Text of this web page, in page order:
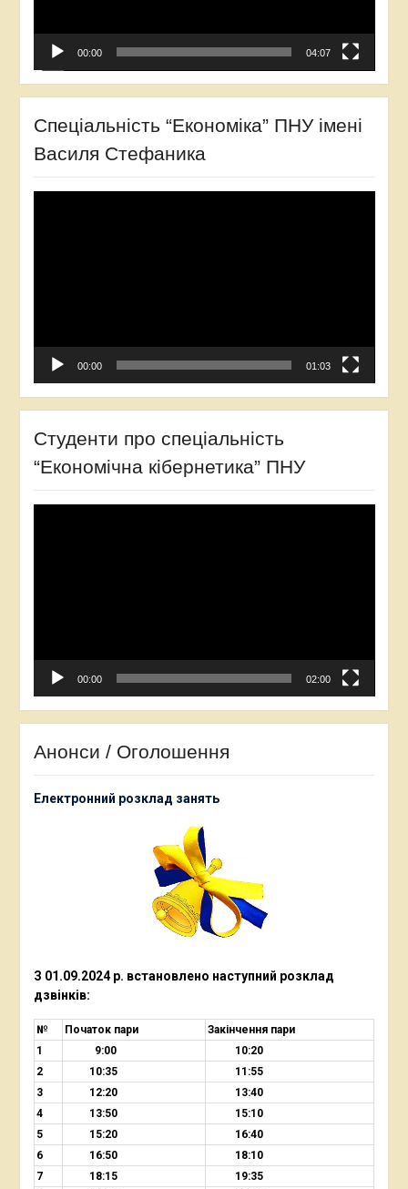
00:00 04:07
Спеціальність “Економіка” ПНУ імені
Василя Стефаника
00:00 01:03
Студенти про спеціальність
“Економічна кібернетика” ПНУ
00:00 02:00
Анонси / Оголошення
Електронний розклад занять
З 01.09.2024 р. встановлено наступний розклад
дзвінків:
№ Початок пари
Закінчення пари
1
9:00
10:20
2
10:35
11:55
3
12:20
13:40
4
13:50
15:10
5
15:20
16:40
6
16:50
18:10
7
18:15
19:35